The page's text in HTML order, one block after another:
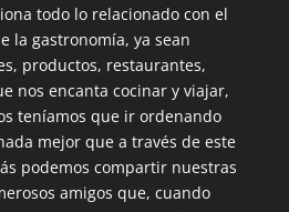
todo lo relacionado con el
la gastronomía, ya sean
productos, restaurantes,
nos encanta cocinar y viajar,
teníamos que ir ordenando
mejor que a través de este
podemos compartir nuestras
amigos que, cuando